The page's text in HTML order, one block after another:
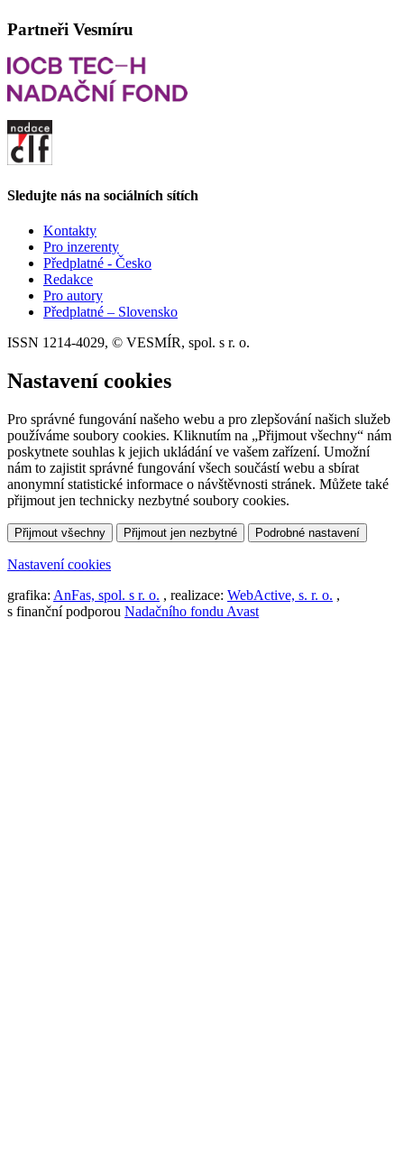
Partneři Vesmíru
Sledujte nás na sociálních sítích
Kontakty
Pro inzerenty
Předplatné - Česko
Redakce
Pro autory
Předplatné – Slovensko
ISSN 1214-4029, © VESMÍR, spol. s r. o.
Nastavení cookies
Pro správné fungování našeho webu a pro zlepšování našich služeb
používáme soubory cookies. Kliknutím na „Přijmout všechny“ nám
poskytnete souhlas k jejich ukládání ve vašem zařízení. Umožní
nám to zajistit správné fungování všech součástí webu a sbírat
anonymní statistické informace o návštěvnosti stránek. Můžete také
přijmout jen technicky nezbytné soubory cookies.
Přijmout všechny Přijmout jen nezbytné Podrobné nastavení
Nastavení cookies
grafika: AnFas, spol. s r. o. , realizace: WebActive, s. r. o. ,
s finanční podporou Nadačního fondu Avast